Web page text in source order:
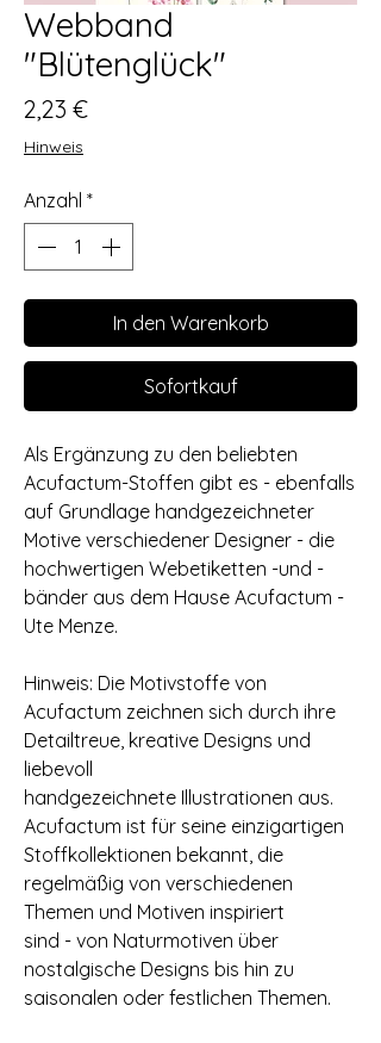
Webband
"Blütenglück"
2,23 €Preis
Hinweis
Anzahl *
In den Warenkorb
Sofortkauf
Als Ergänzung zu den beliebten
Acufactum-Stoffen gibt es - ebenfalls
auf Grundlage handgezeichneter
Motive verschiedener Designer - die
hochwertigen Webetiketten -und -
bänder aus dem Hause Acufactum -
Ute Menze.
Hinweis: Die Motivstoffe von
Acufactum zeichnen sich durch ihre
Detailtreue, kreative Designs und
liebevoll
handgezeichnete Illustrationen aus.
Acufactum ist für seine einzigartigen
Stoffkollektionen bekannt, die
regelmäßig von verschiedenen
Themen und Motiven inspiriert
sind - von Naturmotiven über
nostalgische Designs bis hin zu
saisonalen oder festlichen Themen.